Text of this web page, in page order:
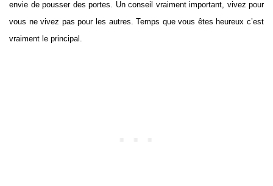
envie de pousser des portes. Un conseil vraiment important, vivez pour
vous ne vivez pas pour les autres. Temps que vous êtes heureux c’est
vraiment le principal.